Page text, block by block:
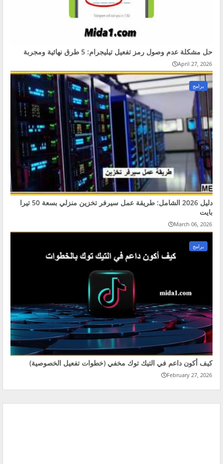
حل مشكلة عدم وصول رمز تفعيل تيليجرام: 5 طرق نهائية ومجربة
April 27, 2026
برامج
دليل 2026 الشامل: طريقة عمل سيرفر تخزين منزلي بسعة 50 تيرا
بايت
March 06, 2026
برامج
كيف أكون داعم في التيك توك مخفي (خطوات تفعيل الخصوصية)
February 27, 2026